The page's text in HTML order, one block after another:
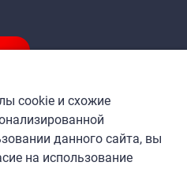
cookie и схожие
данного сайта, вы
на использование